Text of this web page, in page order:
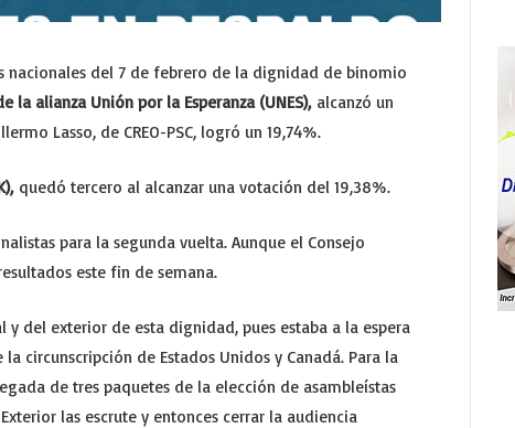
nacionales del 7 de febrero de la dignidad de binomio
la alianza Unión por la Esperanza (UNES), alcanzó un
Lasso, de CREO-PSC, logró un 19,74%.
quedó tercero al alcanzar una votación del 19,38%.
para la segunda vuelta. Aunque el Consejo
este fin de semana.
y del exterior de esta dignidad, pues estaba a la espera
circunscripción de Estados Unidos y Canadá. Para la
de tres paquetes de la elección de asambleístas
las escrute y entonces cerrar la audiencia